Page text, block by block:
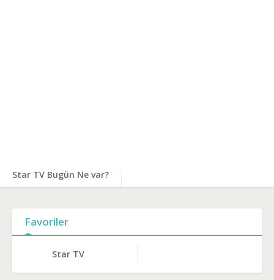
Star TV Bugün Ne var?
Favoriler
Star TV